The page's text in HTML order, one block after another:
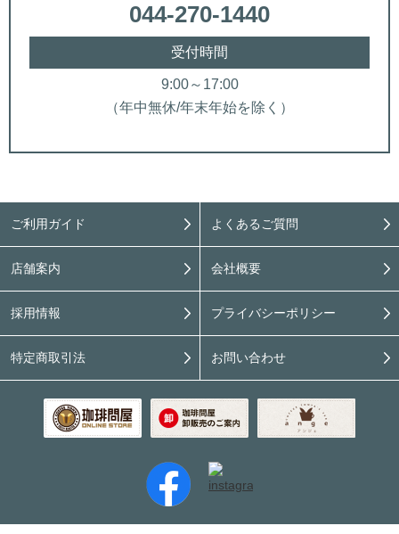
044-270-1440
受付時間
9:00～17:00
（年中無休/年末年始を除く）
ご利用ガイド よくあるご質問
店舗案内 会社概要
採用情報 プライバシーポリシー
特定商取引法 お問い合わせ